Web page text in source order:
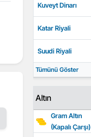
Kuveyt Dinarı
Katar Riyali
Suudi Riyali
Tümünü Göster
Altın
Gram Altın
(Kapalı Çarşı)